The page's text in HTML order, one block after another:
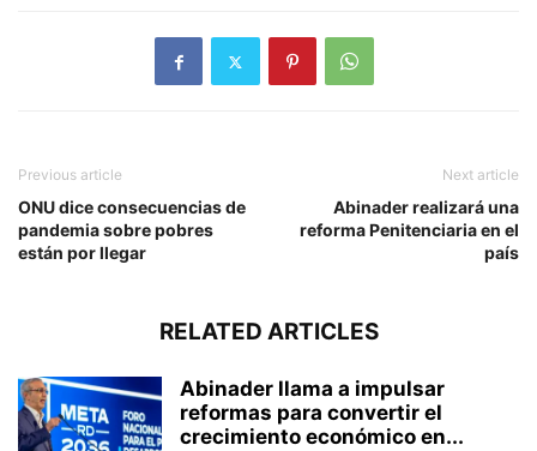
Previous article
ONU dice consecuencias de
pandemia sobre pobres
están por llegar
Next article
Abinader realizará una
reforma Penitenciaria en el
país
RELATED ARTICLES
Abinader llama a impulsar
reformas para convertir el
crecimiento económico en...